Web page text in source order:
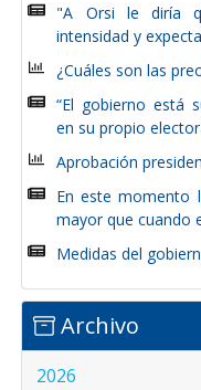
"A Orsi le diría
intensidad y
¿Cuáles son las
“El gobierno está
en su propio
Aprobación
En este momento
mayor que cuando
Medidas del
Archivo
2026